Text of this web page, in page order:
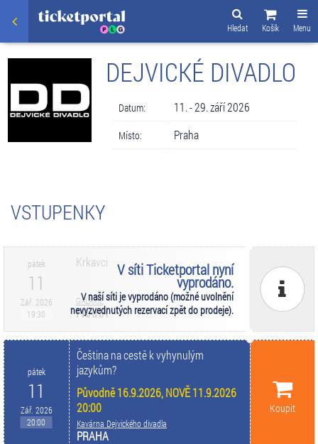
Menu
Košík
Hledat
DEJVICKÉ DIVADLO
Datum: 11. - 29. září 2026
Místo: Praha
VSTUPENKY
pátek
11
Zář. 2026
19:30
V síti Ticketportal nyní
vyprodáno.
V naší síti je vyprodáno (možné uvolnění
nevyzvednutých rezervací zpět do prodeje).
Krkavci
GALAXIE
PRAHA
pátek
11
Zář. 2026
20:00
Čeština na cestě k vyhynulým
jazykům?
Původně 16.9.2026, NOVĚ 11.9.2026
20:00
Kavárna Dejvického divadla
PRAHA
Koupit